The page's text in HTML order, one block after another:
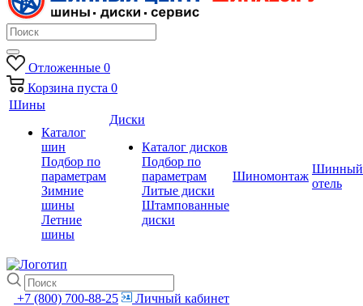
Отложенные 0
Корзина пуста 0
Шины
Каталог
шин
Подбор по
параметрам
Зимние
шины
Летние
шины
Диски
Каталог дисков
Подбор по
параметрам
Литые диски
Штампованные
диски
Шиномонтаж
Шинный
отель
+7 (800) 700-88-25
Личный кабинет